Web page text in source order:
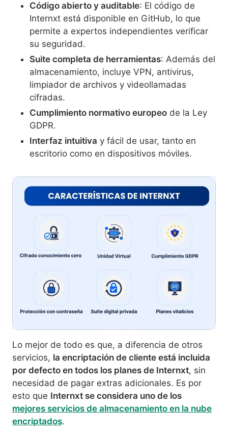
Código abierto y auditable: El código de
Internxt está disponible en GitHub, lo que
permite a expertos independientes verificar
su seguridad.
Suite completa de herramientas: Además del
almacenamiento, incluye VPN, antivirus,
limpiador de archivos y videollamadas
cifradas.
Cumplimiento normativo europeo de la Ley
GDPR.
Interfaz intuitiva y fácil de usar, tanto en
escritorio como en dispositivos móviles.
Lo mejor de todo es que, a diferencia de otros
servicios, la encriptación de cliente está incluida
por defecto en todos los planes de Internxt, sin
necesidad de pagar extras adicionales. Es por
esto que Internxt se considera uno de los
mejores servicios de almacenamiento en la nube
encriptados.